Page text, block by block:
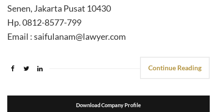
Senen, Jakarta Pusat 10430
Hp. 0812-8577-799
Email : saifulanam@lawyer.com
Continue Reading
Download Company Profile